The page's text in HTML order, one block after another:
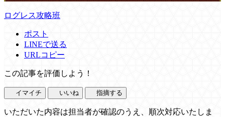
ログレス攻略班
ポスト
LINEで送る
URLコピー
この記事を評価しよう！
イマイチ いいね 指摘する
いただいた内容は担当者が確認のうえ、順次対応いたしま